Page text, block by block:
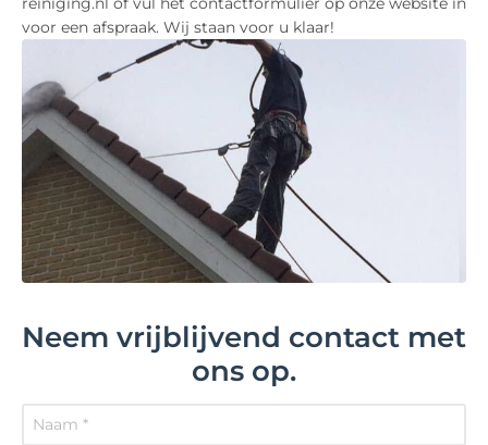
voor een afspraak. Wij staan voor u klaar!
Neem vrijblijvend contact met
ons op.